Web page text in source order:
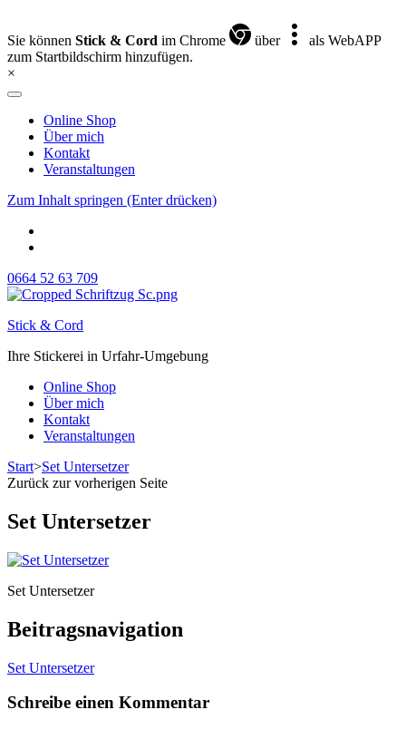
Sie können Stick & Cord im Chrome über
als WebAPP
zum Startbildschirm hinzufügen.
×
Online Shop
Über mich
Kontakt
Veranstaltungen
Zum Inhalt springen (Enter drücken)
0664 52 63 709
Stick & Cord
Ihre Stickerei in Urfahr-Umgebung
Online Shop
Über mich
Kontakt
Veranstaltungen
Start>Set Untersetzer
Zurück zur vorherigen Seite
Set Untersetzer
Set Untersetzer
Beitragsnavigation
Set Untersetzer
Schreibe einen Kommentar